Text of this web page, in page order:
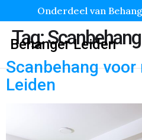
Onderdeel van
Behanger Leiden
Tag:Scanbehang
Scanbehang
Leiden